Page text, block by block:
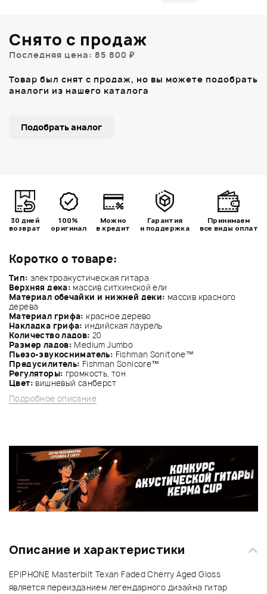
Коротко о товаре:
Тип: электроакустическая гитара
Верхняя дека: массив ситхинской ели
Материал обечайки и нижней деки: массив красного
дерева
Материал грифа: красное дерево
Накладка грифа: индийская лаурель
Количество ладов: 20
Размер ладов: Medium Jumbo
Пьезо-звукосниматель: Fishman Sonitone™
Предусилитель: Fishman Sonicore™
Регуляторы: громкость, тон
Цвет: вишневый санберст
Подробное описание
Снято с продаж
Последняя цена: 85 800 ₽
Товар был снят с продаж, но вы можете подобрать
аналоги из нашего каталога
Подобрать аналог
30 дней
возврат
100%
оригинал
Можно
в кредит
Гарантия
и поддержка
Принимаем
все виды оплат
Описание и характеристики
EPIPHONE Masterbilt Texan Faded Cherry Aged Gloss
является переизданием легендарного дизайна гитар